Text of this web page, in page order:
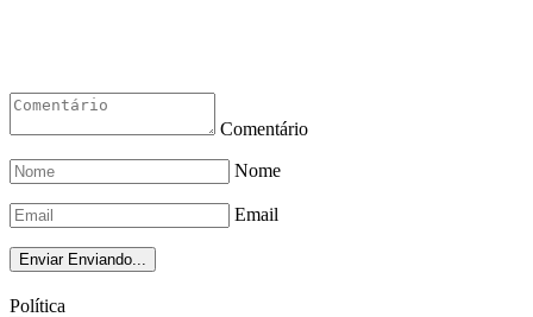
Comentário
Nome
Email
Enviar Enviando...
Política